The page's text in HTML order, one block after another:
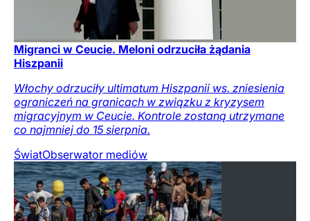
Migranci w Ceucie. Meloni odrzuciła żądania
Hiszpanii
Włochy odrzuciły ultimatum Hiszpanii ws. zniesienia
ograniczeń na granicach w związku z kryzysem
migracyjnym w Ceucie. Kontrole zostaną utrzymane
co najmniej do 15 sierpnia.
ŚwiatObserwator mediów